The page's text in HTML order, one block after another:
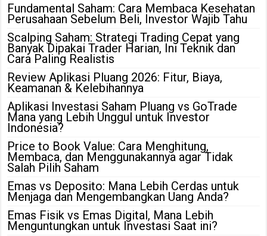
Fundamental Saham: Cara Membaca Kesehatan
Perusahaan Sebelum Beli, Investor Wajib Tahu
Scalping Saham: Strategi Trading Cepat yang
Banyak Dipakai Trader Harian, Ini Teknik dan
Cara Paling Realistis
Review Aplikasi Pluang 2026: Fitur, Biaya,
Keamanan & Kelebihannya
Aplikasi Investasi Saham Pluang vs GoTrade
Mana yang Lebih Unggul untuk Investor
Indonesia?
Price to Book Value: Cara Menghitung,
Membaca, dan Menggunakannya agar Tidak
Salah Pilih Saham
Emas vs Deposito: Mana Lebih Cerdas untuk
Menjaga dan Mengembangkan Uang Anda?
Emas Fisik vs Emas Digital, Mana Lebih
Menguntungkan untuk Investasi Saat ini?